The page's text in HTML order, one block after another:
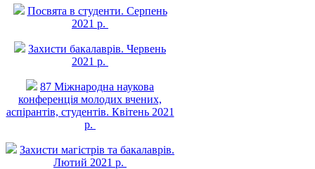
Посвята в студенти. Серпень
2021 р.
Захисти бакалаврів. Червень
2021 р.
87 Міжнародна наукова
конференція молодих вчених,
аспірантів, студентів. Квітень 2021
р.
Захисти магістрів та бакалаврів.
Лютий 2021 р.